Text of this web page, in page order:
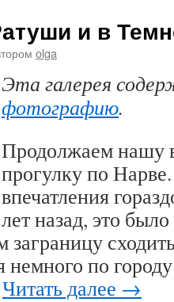
и в
olga
Эта галерея
фотографию.
Продолжаем нашу
прогулку по
впечатления
лет назад, это
немного по
Читать далее →